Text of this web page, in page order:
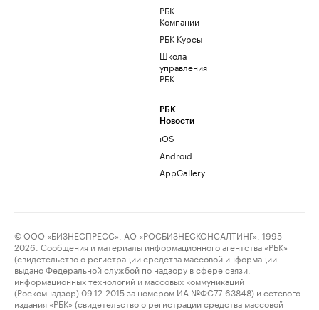
РБК
Компании
РБК Курсы
Школа
управления
РБК
РБК
Новости
iOS
Android
AppGallery
© ООО «БИЗНЕСПРЕСС», АО «РОСБИЗНЕСКОНСАЛТИНГ», 1995–
2026. Сообщения и материалы информационного агентства «РБК»
(свидетельство о регистрации средства массовой информации
выдано Федеральной службой по надзору в сфере связи,
информационных технологий и массовых коммуникаций
(Роскомнадзор) 09.12.2015 за номером ИА №ФС77-63848) и сетевого
издания «РБК» (свидетельство о регистрации средства массовой